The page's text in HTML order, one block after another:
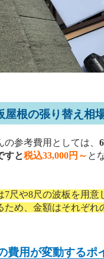
屋根の張り替え相
参考費用としては、
すと税込33,000円～ と
7尺や8尺の波板を用意
ため、金額はそれぞれ
費用が変動するポ